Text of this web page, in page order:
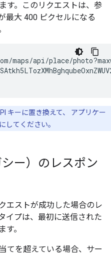
す。このリクエストは、参
最大 400 ピクセルになる
maps/api/place/
キーに置き換えて、 アプリケー
してください。
ー）のレスポン
エストが成功した場合のレ
イプは、最初に送信された
。
てを超えている場合、サー